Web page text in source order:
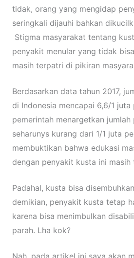
tidak, orang yang mengidap
seringkali dijauhi bahkan
Stigma masyarakat tentang
penyakit menular yang tidak
masih terpatri di pikiran
Berdasarkan data tahun 2017,
di Indonesia mencapai 6,6/1 juta
pemerintah menargetkan
seharunys kurang dari 1/1 juta
membuktikan bahwa edukasi
dengan penyakit kusta ini
Padahal, kusta bisa
demikian, penyakit kusta tetap
karena bisa menimbulkan
parah. Lha kok?